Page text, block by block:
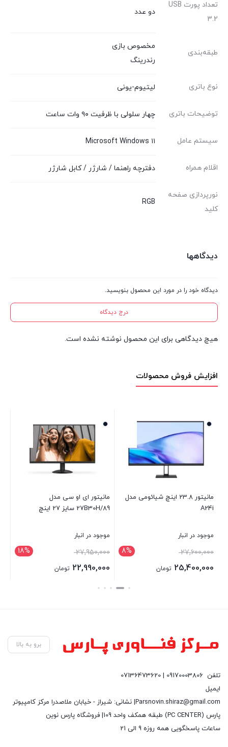
تعداد پورت USB
3.2
دو عدد
طبقه‌بندی
مخصوص بازی
رندرینگ
نوع باتری لیتیوم-یونی
توضیحات باتری چهار سلولی با ظرفیت ۹۰ وات ساعت
سیستم عامل Microsoft Windows ۱۱
اقلام همراه دفترچه راهنما / شارژر / کابل شارژر
نورپردازی صفحه
کلید
RGB
دیدگاهها
دیدگاه خود را در مورد این محصول بنویسید.
درج دیدگاه
هیچ دیدگاهی برای این محصول نوشته نشده است.
افزایش فروش محصولات
مانیتور 23.8 اینچ شیائومی مدل
A24i
موجود در انبار
8% 27,600,000
25,400,000 تومان
مانیتور ای او سی مدل
27B30H/89 سایز 27 اینچ
موجود در انبار
18% 27,950,000
22,990,000 تومان
بستن
برو به بالا
تلفن 09170003806 | 07136473620
ایمیل
Parsnovin.shiraz@gmail.com| نشانی: شیراز - خیابان ملاصدرا مرکز کامپیوتر
پارس (PC CENTER) طبقه همکف واحد 109| فروشگاه پارس نوین
ساعات پاسخگویی همه روزه 9 الی 21